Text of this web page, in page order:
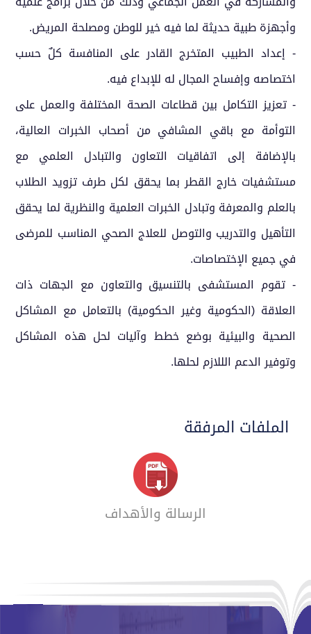
وأجهزة طبية حديثة لما فيه خير للوطن ومصلحة المريض.
- إعداد الطبيب المتخرج القادر على المنافسة كلٌ حسب
اختصاصه وإفساح المجال له للإبداع فيه.
- تعزيز التكامل بين قطاعات الصحة المختلفة والعمل على
التوأمة مع باقي المشافي من أصحاب الخبرات العالية،
بالإضافة إلى اتفاقيات التعاون والتبادل العلمي مع
مستشفيات خارج القطر بما يحقق لكل طرف تزويد الطلاب
بالعلم والمعرفة وتبادل الخبرات العلمية والنظرية لما يحقق
التأهيل والتدريب والتوصل للعلاج الصحي المناسب للمرضى
في جميع الإختصاصات.
- تقوم المستشفى بالتنسيق والتعاون مع الجهات ذات
العلاقة (الحكومية وغير الحكومية) بالتعامل مع المشاكل
الصحية والبيئية بوضع خطط وآليات لحل هذه المشاكل
وتوفير الدعم الللازم لحلها.
الملفات المرفقة
الرسالة والأهداف